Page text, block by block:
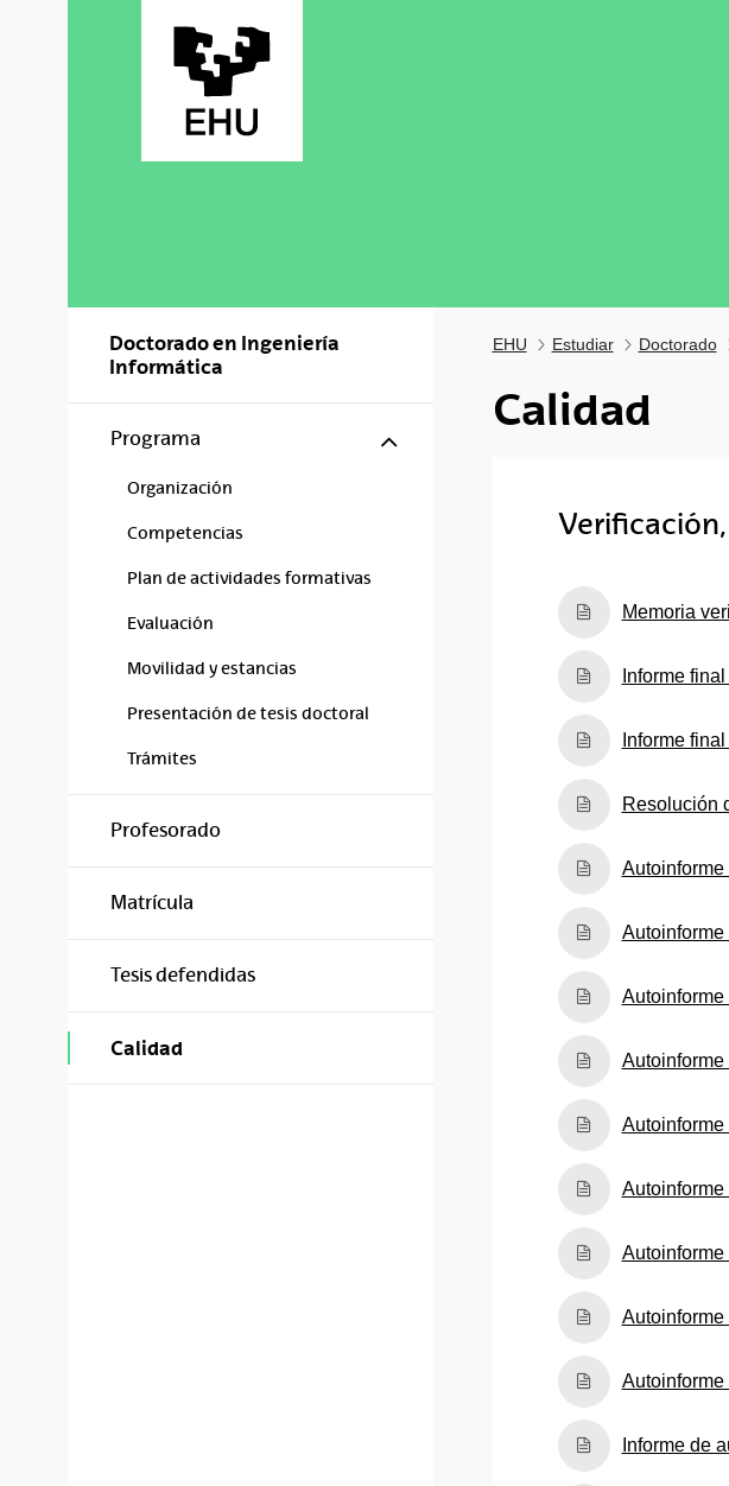
Doctorado en Ingeniería
Informática
Programa Mostrar/ocultar subpáginas
Organización
Competencias
Plan de actividades formativas
Evaluación
Movilidad y estancias
Presentación de tesis doctoral
Trámites
Profesorado
Matrícula
Tesis defendidas
Calidad
EHU Estudiar Doctorado
Calidad
Memoria
Informe
Informe
Resolución
Informe de